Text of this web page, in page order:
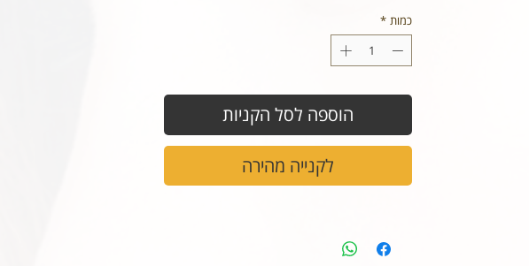
כמות *
הוספה לסל הקניות
לקנייה מהירה